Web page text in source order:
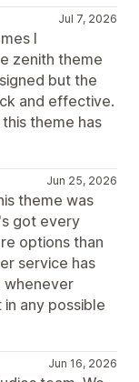
Jul 7, 2026
I
zenith theme
but the
and effective.
theme has
Jun 25, 2026
theme was
got every
options than
service has
whenever
any possible
Jun 16, 2026